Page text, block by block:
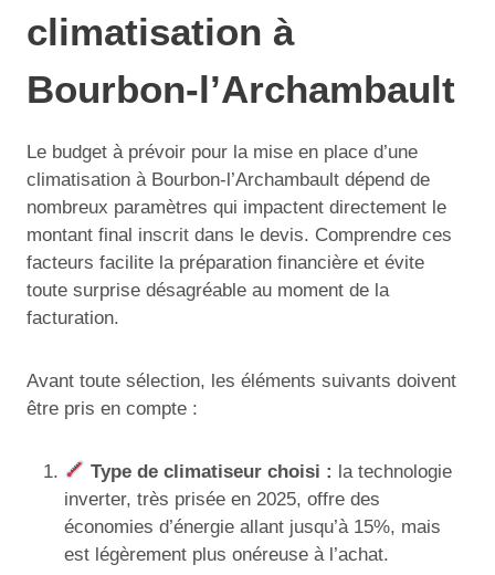
climatisation à
Bourbon-l’Archambault
Le budget à prévoir pour la mise en place d’une
climatisation à Bourbon-l’Archambault dépend de
nombreux paramètres qui impactent directement le
montant final inscrit dans le devis. Comprendre ces
facteurs facilite la préparation financière et évite
toute surprise désagréable au moment de la
facturation.
Avant toute sélection, les éléments suivants doivent
être pris en compte :
Type de climatiseur choisi : la technologie
inverter, très prisée en 2025, offre des
économies d’énergie allant jusqu’à 15%, mais
est légèrement plus onéreuse à l’achat.